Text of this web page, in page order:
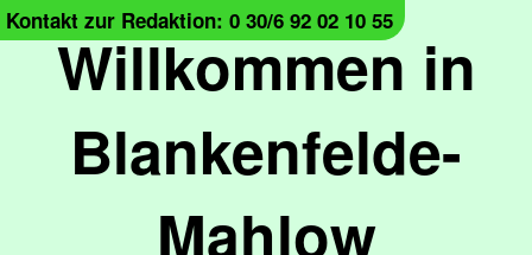
Willkommen in
Blankenfelde-
Mahlow
Kontakt zur Redaktion: 0 30/6 92 02 10 55